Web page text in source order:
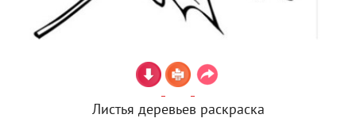
Листья деревьев раскраска